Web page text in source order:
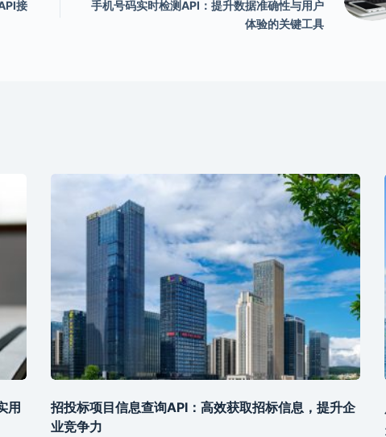
接
手机号码实时检测API：提升数据准确性与用户
体验的关键工具
用
招投标项目信息查询API：高效获取招标信息，提升企
业竞争力